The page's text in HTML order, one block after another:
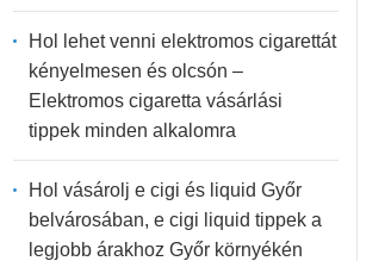
Hol lehet venni elektromos cigarettát
kényelmesen és olcsón –
Elektromos cigaretta vásárlási
tippek minden alkalomra
Hol vásárolj e cigi és liquid Győr
belvárosában, e cigi liquid tippek a
legjobb árakhoz Győr környékén